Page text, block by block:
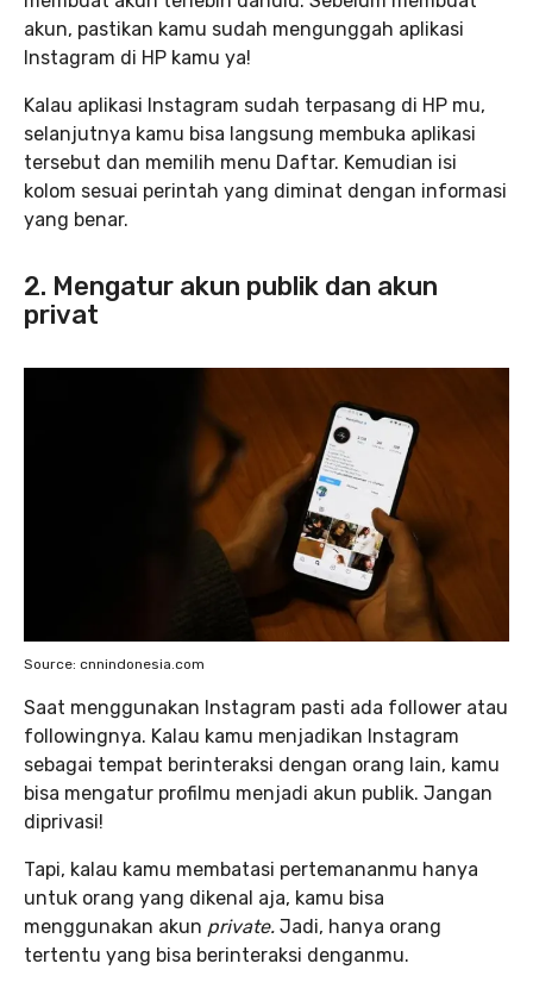
akun, pastikan kamu sudah mengunggah aplikasi
Instagram di HP kamu ya!
Kalau aplikasi Instagram sudah terpasang di HP mu,
selanjutnya kamu bisa langsung membuka aplikasi
tersebut dan memilih menu Daftar. Kemudian isi
kolom sesuai perintah yang diminat dengan informasi
yang benar.
2. Mengatur akun publik dan akun
privat
Source: cnnindonesia.com
Saat menggunakan Instagram pasti ada follower atau
followingnya. Kalau kamu menjadikan Instagram
sebagai tempat berinteraksi dengan orang lain, kamu
bisa mengatur profilmu menjadi akun publik. Jangan
diprivasi!
Tapi, kalau kamu membatasi pertemananmu hanya
untuk orang yang dikenal aja, kamu bisa
menggunakan akun private. Jadi, hanya orang
tertentu yang bisa berinteraksi denganmu.